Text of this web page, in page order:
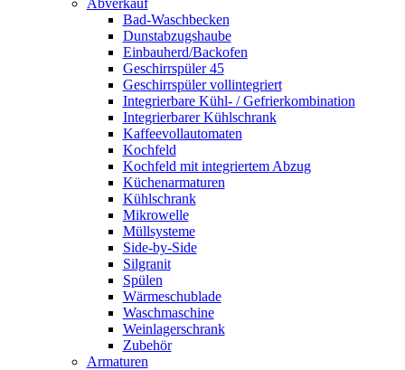
Abverkauf
Bad-Waschbecken
Dunstabzugshaube
Einbauherd/Backofen
Geschirrspüler 45
Geschirrspüler vollintegriert
Integrierbare Kühl- / Gefrierkombination
Integrierbarer Kühlschrank
Kaffeevollautomaten
Kochfeld
Kochfeld mit integriertem Abzug
Küchenarmaturen
Kühlschrank
Mikrowelle
Müllsysteme
Side-by-Side
Silgranit
Spülen
Wärmeschublade
Waschmaschine
Weinlagerschrank
Zubehör
Armaturen